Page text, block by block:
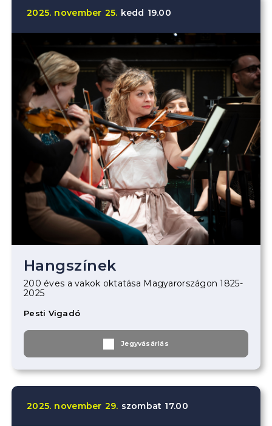
2025. november 25. kedd 19.00
Hangszínek
200 éves a vakok oktatása Magyarországon 1825-
2025
Pesti Vigadó
Jegyvásárlás
2025. november 29. szombat 17.00